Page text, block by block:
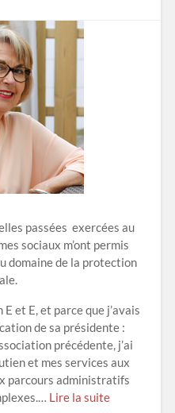
passées exercées au
sociaux m’ont permis
domaine de la protection
et E, et parce que j’avais
de sa présidente :
précédente, j’ai
et mes services aux
parcours administratifs
Lire la suite